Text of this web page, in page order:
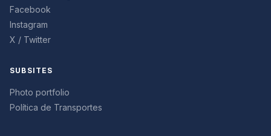
Facebook
Instagram
X / Twitter
SUBSITES
Photo portfolio
Política de Transportes